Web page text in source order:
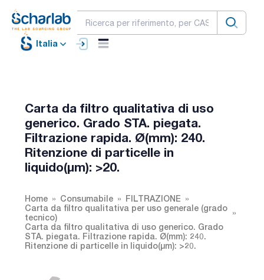
Italia
Carta da filtro qualitativa di uso
generico. Grado STA. piegata.
Filtrazione rapida. Ø(mm): 240.
Ritenzione di particelle in
liquido(µm): >20.
Home Consumabile
FILTRAZIONE
Carta da filtro qualitativa per uso generale (grado
tecnico)
Carta da filtro qualitativa di uso generico. Grado
STA. piegata. Filtrazione rapida. Ø(mm): 240.
Ritenzione di particelle in liquido(µm): >20.